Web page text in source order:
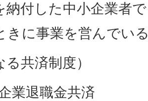
納付した中小企業者
きに事業を営んでい
る共済制度）
業退職金共済